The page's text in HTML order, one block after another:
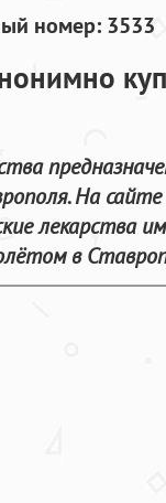
номер: 3533
На
лекарства
в